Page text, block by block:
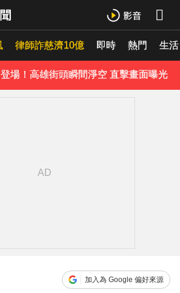
律師詐慈濟10億 即時 熱門 生活
遭詐10億 基金會：將全力配合調查
場！高雄街頭瞬間淨空 直擊畫面曝光
緯創股利2度延發史上首例 金管會說重話：考慮收回股務自辦
加入為 Google 偏好來源